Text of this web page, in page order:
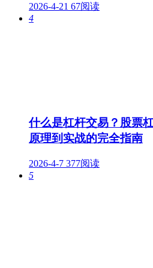
2026-4-21 67阅读
4
什么是杠杆交易？股票
原理到实战的完全指南
2026-4-7 377阅读
5